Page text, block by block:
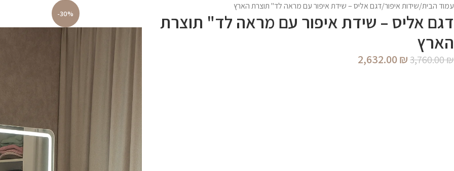
עמוד הבית שידות איפור דגם אליס – שידת איפור עם מראה לד" תוצרת הארץ
דגם אליס – שידת איפור עם מראה לד" תוצרת
הארץ
3,760.00₪
2,632.00₪
-30%